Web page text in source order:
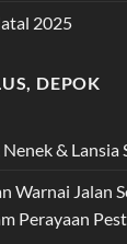
2025
DEPOK
& Lansia
Warnai Jalan
Perayaan